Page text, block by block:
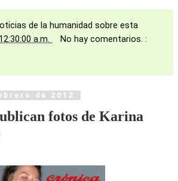
de la humanidad sobre esta
a.m. No hay comentarios. :
de 2012
fotos de Karina